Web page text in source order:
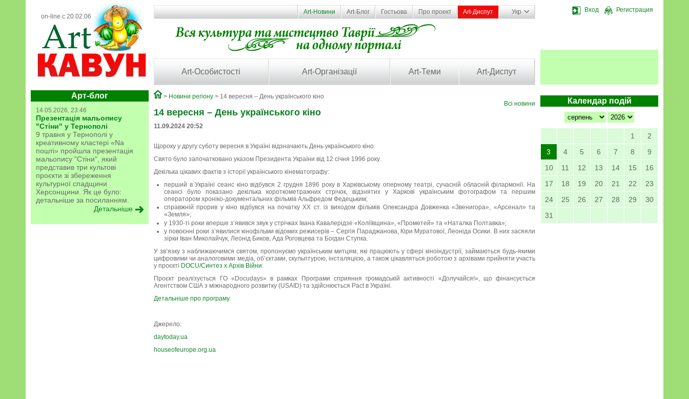
on-line с 20.02.06
Вход Регистрация
Art-Новини Art-Блог Гостьова Про проект Art-Диспут Укр
Art-Особистості Art-Організації Art-Теми Art-Диспут
Арт-блог
14.05.2026, 23:46
Презентація мальопису
"Стіни" у Тернополі
9 травня у Тернополі у
креативному кластері «Na
пошті» пройшла презентація
мальопису "Стіни", який
представив три культові
проєкти зі збереження
культурної спадщини
Херсонщини. Як це було:
детальніше за посиланням.
Детальніше
Календар подій
1
2
3
4 5 6 7 8
9
10
11 12 13 14 15
16
17
18 19 20 21 22
23
24
25 26 27 28 29
30
31
> Новини регіону > 14 вересня – День українського кіно
Всі новини
14 вересня – День українського кіно
11.09.2024 20:52
Щороку у другу суботу вересня в Україні відзначають День українського кіно.
Свято було започатковано указом Президента України від 12 січня 1996 року.
Декілька цікавих фактів з історії українського кінематографу:
перший в Україні сеанс кіно відбувся 2 грудня 1896 року в Харківському оперному театрі, сучасній обласній філармонії. На
сеансі було показано декілька короткометражних стрічок, відзнятих у Харкові українським фотографом та першим
оператором хроніко-документальних фільмів Альфредом Федецьким;
справжній прорив у кіно відбувся на початку XX ст. із виходом фільмів Олександра Довженка «Звенигора», «Арсенал» та
«Земля»;
у 1930-ті роки вперше з’явився звук у стрічках Івана Кавалерідзе «Коліївщина», «Прометей» та «Наталка Полтавка»;
у повоєнні роки з’явилися кінофільми відомих режисерів – Сергія Параджанова, Кіри Муратової, Леоніда Осики. В них засяяли
зірки Іван Миколайчук, Леонід Биков, Ада Роговцева та Богдан Ступка.
У зв’язку з наближаючимся святом, пропонуємо українським митцям, які працюють у сфері кіноіндустрії, займаються будь-якими
цифровими чи аналоговими медіа, об’єктами, скульптурою, інсталяцією, а також цікавляться роботою з архівами прийняти участь
у проєкті DOCU/Синтез х Архів Війни.
Проєкт реалізується ГО «Docudays» в рамках Програми сприяння громадській активності «Долучайся!», що фінансується
Агентством США з міжнародного розвитку (USAID) та здійснюється Pact в Україні.
Детальніше про програму.
Джерело:
daytoday.ua
houseofeurope.org.ua